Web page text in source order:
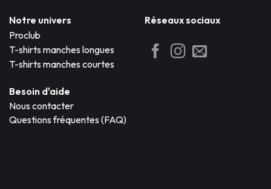
Notre univers
Proclub
T-shirts manches longues
T-shirts manches courtes
Besoin d'aide
Nous contacter
Questions fréquentes (FAQ)
Réseaux sociaux